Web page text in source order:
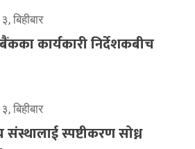
बिहीबार
बैंकका कार्यकारी निर्देशकबीच
बिहीबार
संस्थालाई स्पष्टीकरण सोध्न